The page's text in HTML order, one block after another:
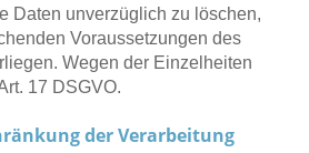
Daten unverzüglich zu löschen,
Voraussetzungen des
Wegen der Einzelheiten
17 DSGVO.
der Verarbeitung